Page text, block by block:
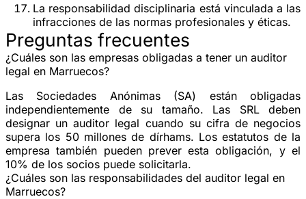
La responsabilidad disciplinaria está vinculada a las
infracciones de las normas profesionales y éticas.
Preguntas frecuentes
¿Cuáles son las empresas obligadas a tener un auditor
legal en Marruecos?
Las Sociedades Anónimas (SA) están obligadas
independientemente de su tamaño. Las SRL deben
designar un auditor legal cuando su cifra de negocios
supera los 50 millones de dírhams. Los estatutos de la
empresa también pueden prever esta obligación, y el
10% de los socios puede solicitarla.
¿Cuáles son las responsabilidades del auditor legal en
Marruecos?